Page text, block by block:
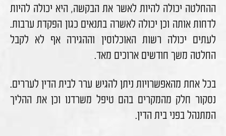
ההחלטה יכולה להיות לאשר את הבקשה, היא יכולה להיות
לדחות אותה וכן יכולה לאשרה בתנאים כגון הפקדת ערבות.
לעתים יכולה רשות האוכלוסין וההגירה אף לא לקבל
החלטה משך חודשים ארוכים מאד.
בכל אחת מהאפשרויות ניתן להגיש ערר לבית הדין לעררים.
נסקור חלק מהמקרים בהם טיפל משרדנו וכן את ההליך
המתנהל בפני בית הדין.